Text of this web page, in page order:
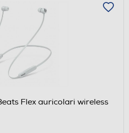
Flex auricolari wireless